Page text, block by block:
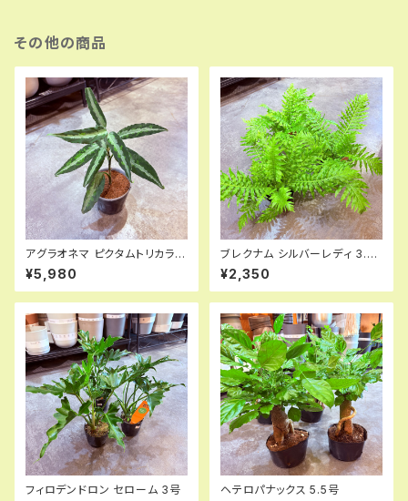
その他の商品
アグラオネマ ピクタムトリカラー
3.5号(海外株)
¥5,980
ブレクナム シルバーレディ 3.5
号
¥2,350
フィロデンドロン セローム 3号 ヘテロパナックス 5.5号